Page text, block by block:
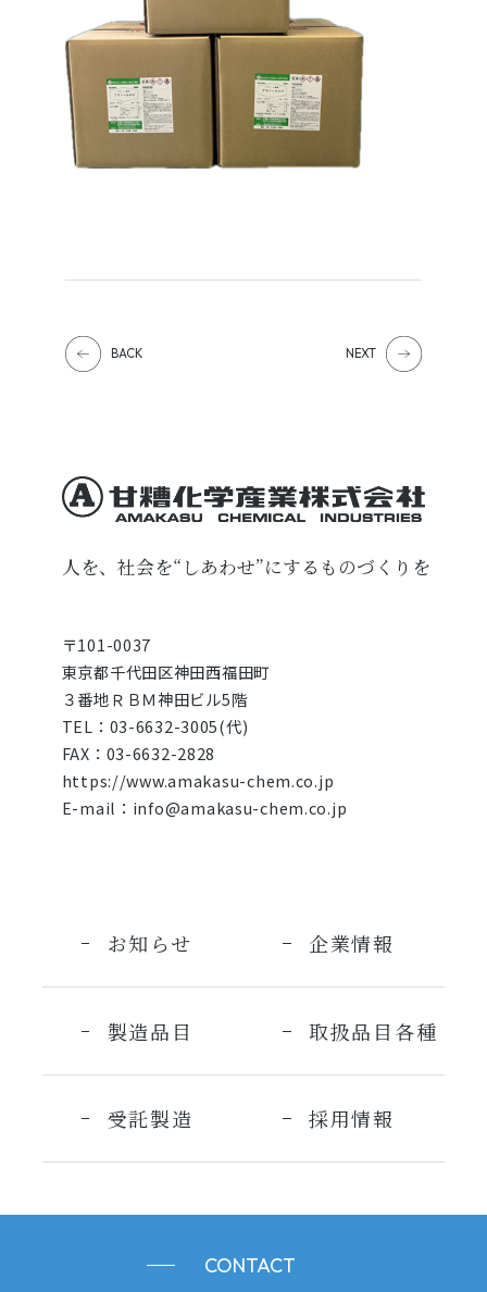
BACK NEXT
人を、社会を“しあわせ”にするものづくりを
〒101-0037
東京都千代田区神田西福田町
３番地ＲＢＭ神田ビル5階
TEL：03-6632-3005(代)
FAX：03-6632-2828
https://www.amakasu-chem.co.jp
E-mail： info@amakasu-chem.co.jp
お知らせ 企業情報
製造品目 取扱品目各種
受託製造 採用情報
CONTACT